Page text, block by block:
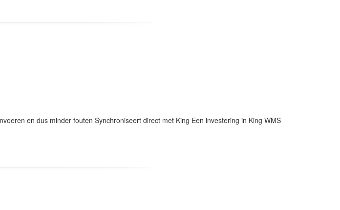
en dus minder fouten Synchroniseert direct met King Een investering in King WMS